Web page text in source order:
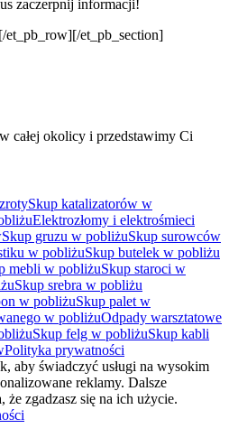
zaczerpnij informacji!
et_pb_section]
całej okolicy i przedstawimy Ci
Skup katalizatorów w
Elektrozłomy i elektrośmieci
Skup gruzu w pobliżuSkup surowców
w pobliżuSkup butelek w pobliżu
mebli w pobliżuSkup staroci w
Skup srebra w pobliżu
w pobliżuSkup palet w
w pobliżuOdpady warsztatowe
Skup felg w pobliżuSkup kabli
Polityka prywatności
aby świadczyć usługi na wysokim
reklamy. Dalsze
że zgadzasz się na ich użycie.